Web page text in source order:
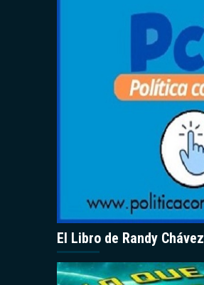
El Libro de Randy Chávez